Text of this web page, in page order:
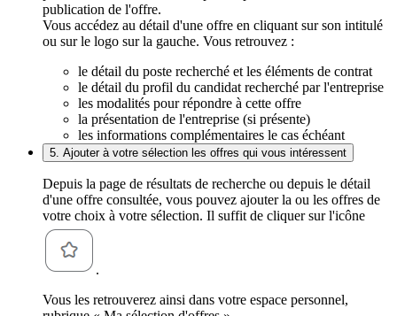
publication de l'offre.
Vous accédez au détail d'une offre en cliquant sur son intitulé
ou sur le logo sur la gauche. Vous retrouvez :
le détail du poste recherché et les éléments de contrat
le détail du profil du candidat recherché par l'entreprise
les modalités pour répondre à cette offre
la présentation de l'entreprise (si présente)
les informations complémentaires le cas échéant
5. Ajouter à votre sélection les offres qui vous intéressent
Depuis la page de résultats de recherche ou depuis le détail
d'une offre consultée, vous pouvez ajouter la ou les offres de
votre choix à votre sélection. Il suffit de cliquer sur l'icône
.
Vous les retrouverez ainsi dans votre espace personnel,